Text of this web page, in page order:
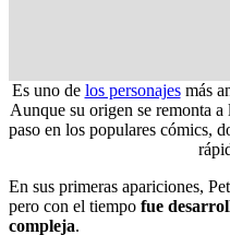
Es uno de los personajesmás
Aunque su origen se remonta
paso en los populares cómics,
En sus primeras apariciones,
pero con el tiempo fue
compleja.